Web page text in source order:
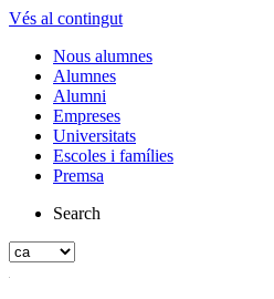
Vés al contingut
Nous alumnes
Alumnes
Alumni
Empreses
Universitats
Escoles i famílies
Premsa
Search